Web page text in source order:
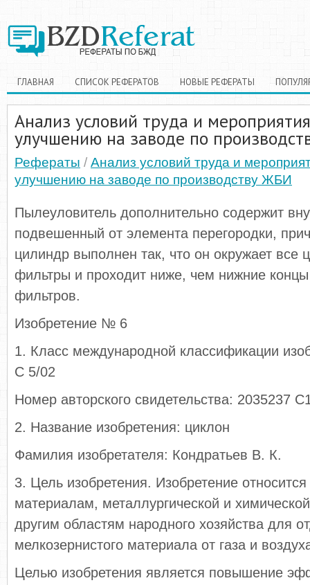
ГЛАВНАЯ СПИСОК РЕФЕРАТОВ НОВЫЕ РЕФЕРАТЫ
Анализ условий труда и
улучшению на заводе по
Рефераты / Анализ условий труда и
улучшению на заводе по производству ЖБИ
Пылеуловитель дополнительно содержит
подвешенный от элемента перегородки,
цилиндр выполнен так, что он окружает все
фильтры и проходит ниже, чем нижние
фильтров.
Изобретение № 6
1. Класс международной классификации
С 5/02
Номер авторского свидетельства: 2035237
2. Название изобретения: циклон
Фамилия изобретателя: Кондратьев В. К.
3. Цель изобретения. Изобретение
материалам, металлургической и
другим областям народного хозяйства для
мелкозернистого материала от газа и
Целью изобретения является повышение